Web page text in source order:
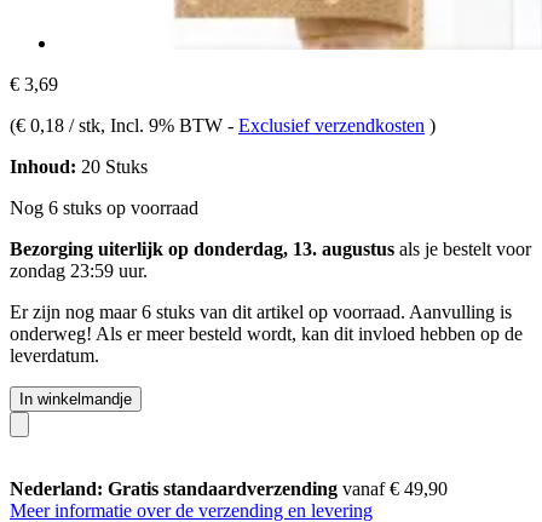
€ 3,69
(€ 0,18 / stk, Incl. 9% BTW - Exclusief verzendkosten )
Inhoud: 20 Stuks
Nog 6 stuks op voorraad
Bezorging uiterlijk op donderdag, 13. augustus als je bestelt voor
zondag 23:59 uur.
Er zijn nog maar 6 stuks van dit artikel op voorraad. Aanvulling is
onderweg! Als er meer besteld wordt, kan dit invloed hebben op de
leverdatum.
In winkelmandje
Nederland: Gratis standaardverzending vanaf € 49,90
Meer informatie over de verzending en levering